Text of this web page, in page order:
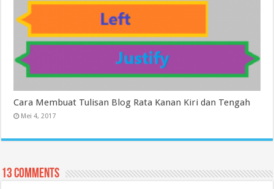
Cara Membuat Tulisan Blog Rata Kanan Kiri dan Tengah
Mei 4, 2017
13 comments